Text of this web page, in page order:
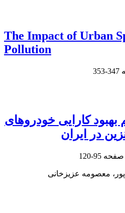
The Impact of Urban
Pollution
347-353
بهبود کارایی خودروهای
در ایران
95-120
معصومه عزیزخانی